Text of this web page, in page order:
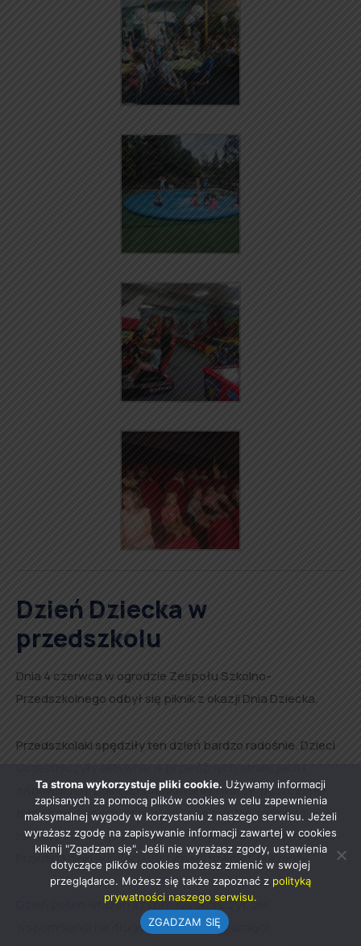
Dzień Dziecka w
przedszkolu
Dnia 4 czerwca w ogrodzie Zespołu Szkolno-
Przedszkolnego odbył się piknik z okazji Dnia Dziecka.
Przedszkolaki spędziły ten dzień bardzo radośnie. Dzieci
uczestniczyły aktywnie w przeróżnych atrakcjach i
zabawach tj. balonami, malowanie twarzy, puszczanie
baniek mydlanych, grze w piłkę nożną. Nie zabrakło
również słodkiego poczęstunku i grillowanych kiełbasek.
Przedszkolaki w salach otrzymały równiez prezenty.
Dzień pełen wrażeń szybko się skończył, ale
wspomnienia na długo pozostaną w pamięci.
Ta strona wykorzystuje pliki cookie. Używamy informacji
zapisanych za pomocą plików cookies w celu zapewnienia
maksymalnej wygody w korzystaniu z naszego serwisu. Jeżeli
wyrażasz zgodę na zapisywanie informacji zawartej w cookies
kliknij "Zgadzam się". Jeśli nie wyrażasz zgody, ustawienia
dotyczące plików cookies możesz zmienić w swojej
przeglądarce. Możesz się także zapoznać z polityką
prywatności naszego serwisu.
ZGADZAM SIĘ